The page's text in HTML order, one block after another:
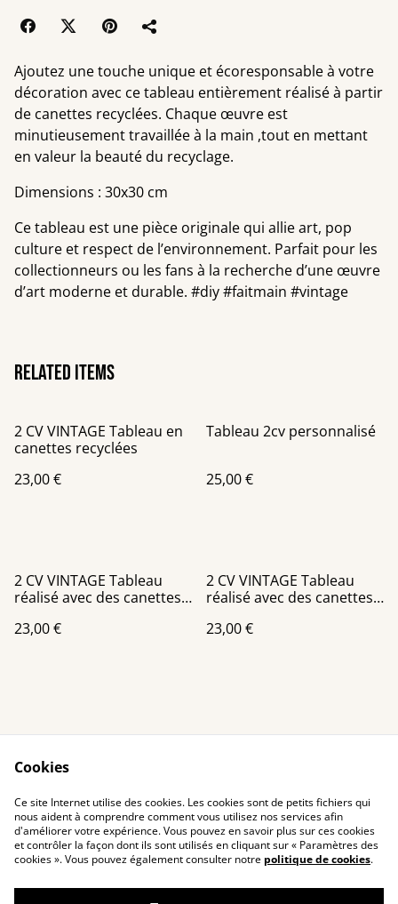
Ajoutez une touche unique et écoresponsable à votre
décoration avec ce tableau entièrement réalisé à partir
de canettes recyclées. Chaque œuvre est
minutieusement travaillée à la main ,tout en mettant
en valeur la beauté du recyclage.
Dimensions : 30x30 cm
Ce tableau est une pièce originale qui allie art, pop
culture et respect de l’environnement. Parfait pour les
collectionneurs ou les fans à la recherche d’une œuvre
d’art moderne et durable. #diy #faitmain #vintage
Related items
2 CV VINTAGE Tableau en
canettes recyclées
23,00 €
Tableau 2cv personnalisé
25,00 €
2 CV VINTAGE Tableau
réalisé avec des canettes
23,00 €
2 CV VINTAGE Tableau
réalisé avec des canettes
23,00 €
Contact Us
Legal Terms
Privacy Policy
Cookie Policy
Cookies
Ce site Internet utilise des cookies. Les cookies sont de petits fichiers qui
nous aident à comprendre comment vous utilisez nos services afin
d'améliorer votre expérience. Vous pouvez en savoir plus sur ces cookies
et contrôler la façon dont ils sont utilisés en cliquant sur « Paramètres des
cookies ». Vous pouvez également consulter notre politique de cookies.